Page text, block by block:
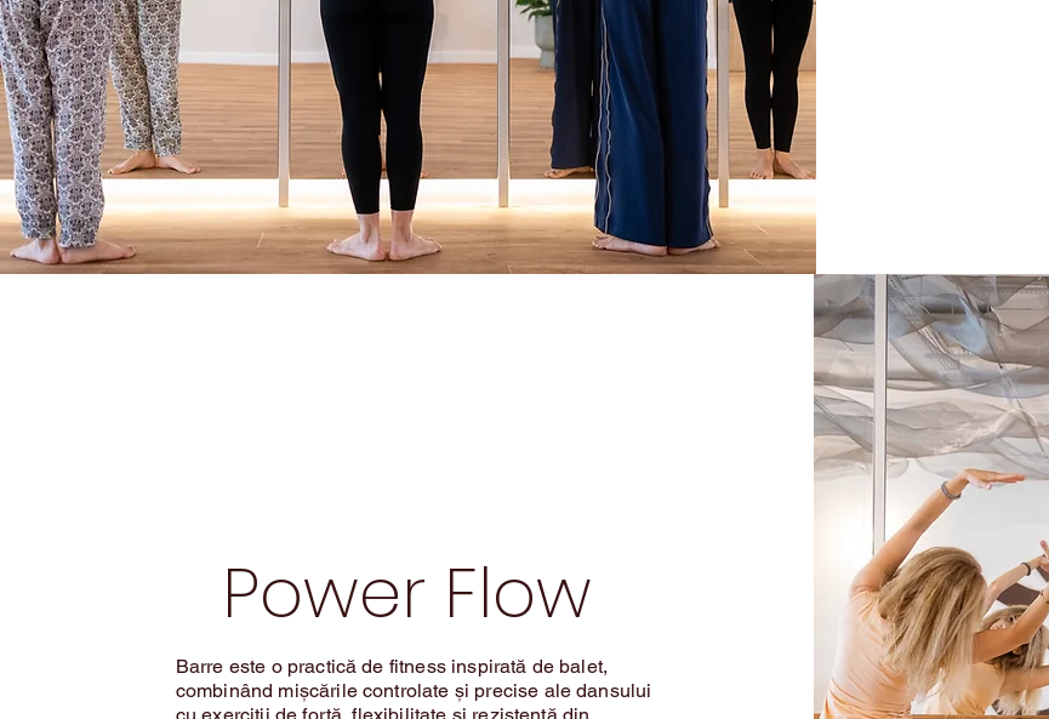
Power Flow
Barre este o practică de fitness inspirată de balet,
combinând mișcările controlate și precise ale dansului